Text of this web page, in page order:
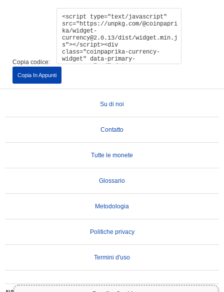
Copia codice:
Copia In Appunti
Su di noi
Contatto
Tutte le monete
Glossario
Metodologia
Politiche privacy
Termini d'uso